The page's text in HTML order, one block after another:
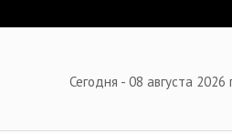
Сегодня - 08 августа 2026